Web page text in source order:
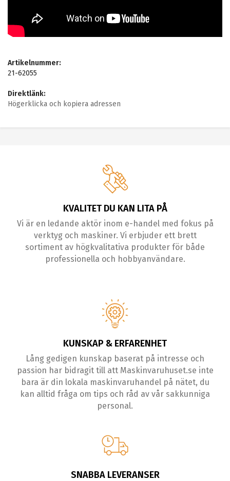
Artikelnummer:
21-62055
Direktlänk:
Högerklicka och kopiera adressen
KVALITET DU KAN LITA PÅ
Vi är en ledande aktör inom e-handel med fokus på
verktyg och maskiner. Vi erbjuder ett brett
sortiment av högkvalitativa produkter för både
professionella och hobbyanvändare.
KUNSKAP & ERFARENHET
Lång gedigen kunskap baserat på intresse och
passion har bidragit till att Maskinvaruhuset.se inte
bara är din lokala maskinvaruhandel på nätet, du
kan alltid fråga om tips och råd av vår sakkunniga
personal.
SNABBA LEVERANSER